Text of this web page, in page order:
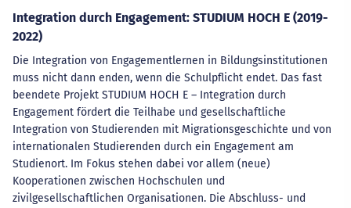
Integration durch Engagement: STUDIUM HOCH E (2019-
2022)
Die Integration von Engagementlernen in Bildungsinstitutionen
muss nicht dann enden, wenn die Schulpflicht endet. Das fast
beendete Projekt STUDIUM HOCH E – Integration durch
Engagement fördert die Teilhabe und gesellschaftliche
Integration von Studierenden mit Migrationsgeschichte und von
internationalen Studierenden durch ein Engagement am
Studienort. Im Fokus stehen dabei vor allem (neue)
Kooperationen zwischen Hochschulen und
zivilgesellschaftlichen Organisationen. Die Abschluss- und